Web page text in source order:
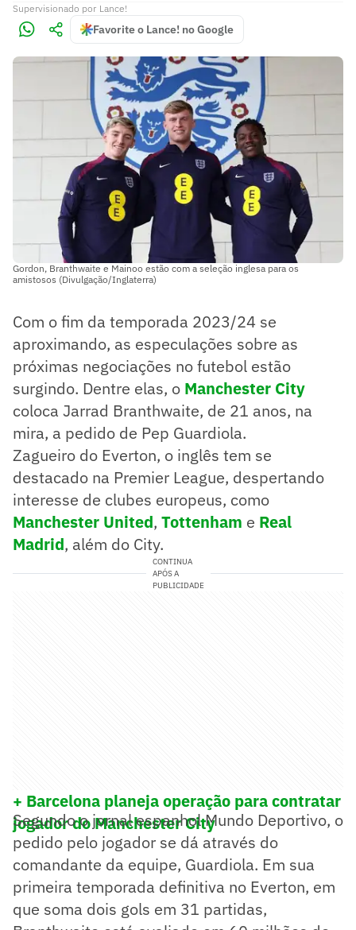
Supervisionado por Lance!
Favorite o Lance! no Google
Gordon, Branthwaite e Mainoo estão com a seleção inglesa para os
amistosos (Divulgação/Inglaterra)
Com o fim da temporada 2023/24 se
aproximando, as especulações sobre as
próximas negociações no futebol estão
surgindo. Dentre elas, o Manchester City
coloca Jarrad Branthwaite, de 21 anos, na
mira, a pedido de Pep Guardiola.
Zagueiro do Everton, o inglês tem se
destacado na Premier League, despertando
interesse de clubes europeus, como
Manchester United, Tottenham e Real
Madrid, além do City.
CONTINUA
APÓS A
PUBLICIDADE
+ Barcelona planeja operação para contratar
jogador do Manchester City
Segundo o jornal espanhol Mundo Deportivo, o
pedido pelo jogador se dá através do
comandante da equipe, Guardiola. Em sua
primeira temporada definitiva no Everton, em
que soma dois gols em 31 partidas,